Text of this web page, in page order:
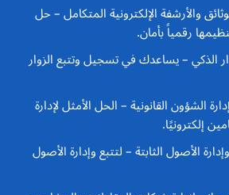
– حل
رقمياً بأمان.
– يساعدك في تسجيل وتتبع الزوار
– الحل الأمثل لإدارة
إلكترونيًا.
– لتتبع وإدارة الأصول